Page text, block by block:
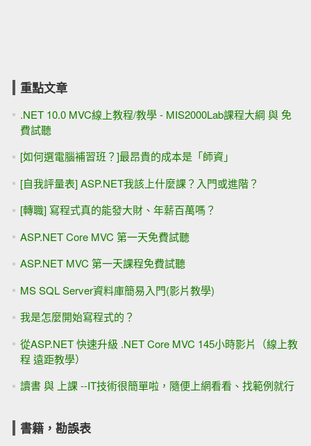
重點文章
.NET 10.0 MVC線上教程/教學 - MIS2000Lab課程大綱 與 免
費試聽
[如何選電腦補習班？]最昂貴的成本是「師資」
[自我評量表] ASP.NET我該上什麼課？入門或進階？
[轉職] 寫程式真的能發大財、年薪百萬嗎？
ASP.NET Core MVC 第一天免費試聽
ASP.NET MVC 第一天課程免費試聽
MS SQL Server資料庫簡易入門(影片教學)
我是怎麼開始寫程式的？
從ASP.NET 快速升級 .NET Core MVC 145小時影片（線上教
程 遠距教學）
讀書 與 上課 --IT技術很簡單啦，隨便上網看看、找範例就行
書籍，勘誤表